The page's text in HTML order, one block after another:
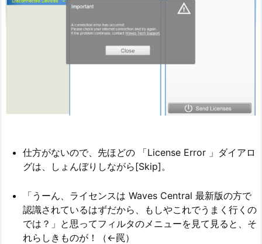
仕方がないので、先ほどの 「License Error 」ダイアロ
グは、しょんぼりしながら[Skip]。
「うーん、ライセンスは Waves Central 最新版の方で
認識されているはずだから、もしやこれでうまく行くの
では？」と思ってフィルタのメニューを見て見ると、そ
れらしきものが！（←罠）